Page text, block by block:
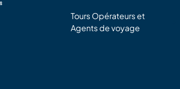
Tours Opérateurs et
Agents de voyage